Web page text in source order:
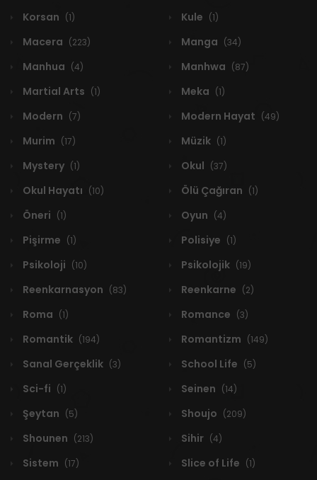
Korsan (1) Kule (1)
Macera (223) Manga (34)
Manhua (4) Manhwa (87)
Martial Arts (1) Meka (1)
Modern (7) Modern Hayat (49)
Murim (17) Müzik (1)
Mystery (1) Okul (37)
Okul Hayatı (10) Ölü Çağıran (1)
Öneri (1) Oyun (4)
Pişirme (1) Polisiye (1)
Psikoloji (10) Psikolojik (19)
Reenkarnasyon (83) Reenkarne (2)
Roma (1) Romance (3)
Romantik (194) Romantizm (149)
Sanal Gerçeklik (3) School Life (5)
Sci-fi (1) Seinen (14)
Şeytan (5) Shoujo (209)
Shounen (213) Sihir (4)
Sistem (17) Slice of Life (1)